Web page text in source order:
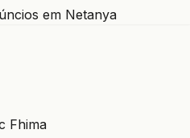
em Netanya
Fhima